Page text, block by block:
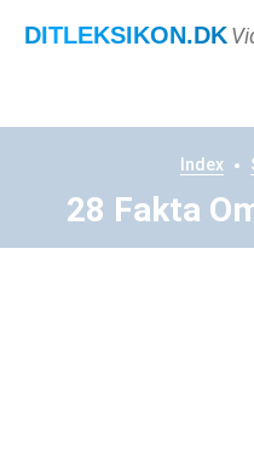
DITLEKSIKON.DK
Index
28 Fakta